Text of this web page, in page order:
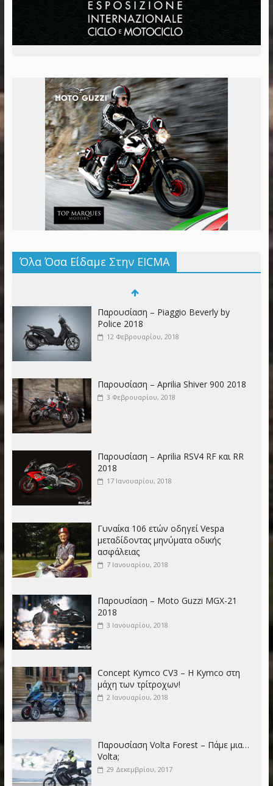
Όλα Όσα Είδαμε Στην EICMA
Παρουσίαση – Piaggio Beverly by
Police 2018
12 Φεβρουαρίου, 2018
Παρουσίαση – Aprilia Shiver 900 2018
3 Φεβρουαρίου, 2018
Παρουσίαση – Aprilia RSV4 RF και RR
2018
17 Ιανουαρίου, 2018
Γυναίκα 106 ετών οδηγεί Vespa
μεταδίδοντας μηνύματα οδικής
ασφάλειας
7 Ιανουαρίου, 2018
Παρουσίαση – Moto Guzzi MGX-21
2018
3 Ιανουαρίου, 2018
Concept Kymco CV3 – Η Kymco στη
μάχη των τρίτροχων!
2 Ιανουαρίου, 2018
Παρουσίαση Volta Forest – Πάμε μια…
Volta;
29 Δεκεμβρίου, 2017